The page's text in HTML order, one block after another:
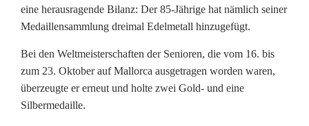
r
S
p
eine herausragende Bilanz: Der 85-Jährige hat nämlich seiner
Medaillensammlung dreimal Edelmetall hinzugefügt.
Bei den Weltmeisterschaften der Senioren, die vom 16. bis
zum 23. Oktober auf Mallorca ausgetragen worden waren,
überzeugte er erneut und holte zwei Gold- und eine
Silbermedaille.